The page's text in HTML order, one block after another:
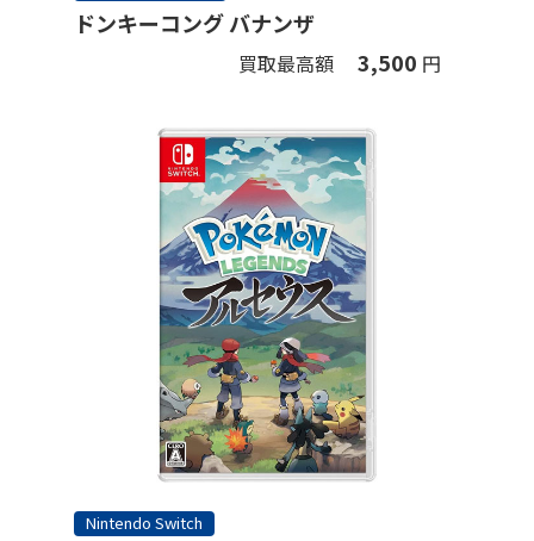
ドンキーコング バナンザ
買取最高額 3,500 円
Nintendo Switch